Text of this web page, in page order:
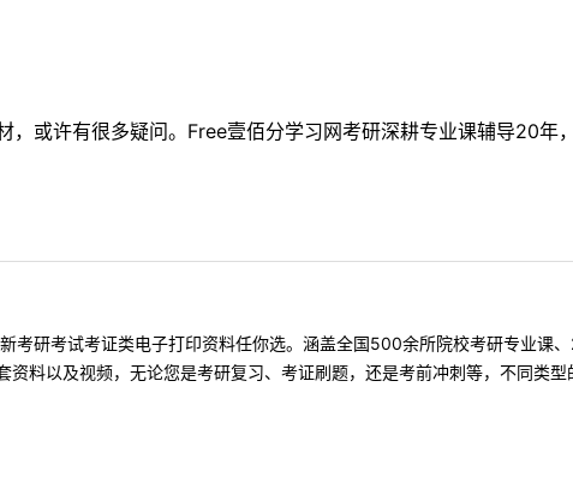
或许有很多疑问。Free壹佰分学习网考研深耕专业课辅导20年
考研考试考证类电子打印资料任你选。涵盖全国500余所院校考研专业课
资料以及视频，无论您是考研复习、考证刷题，还是考前冲刺等，不同类